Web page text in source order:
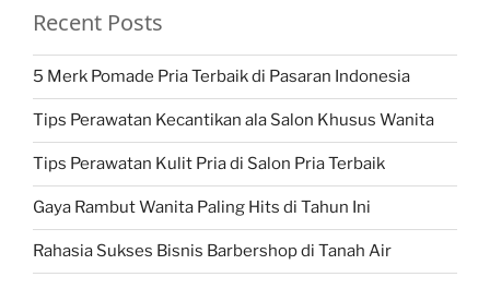
Recent Posts
5 Merk Pomade Pria Terbaik di Pasaran Indonesia
Tips Perawatan Kecantikan ala Salon Khusus Wanita
Tips Perawatan Kulit Pria di Salon Pria Terbaik
Gaya Rambut Wanita Paling Hits di Tahun Ini
Rahasia Sukses Bisnis Barbershop di Tanah Air